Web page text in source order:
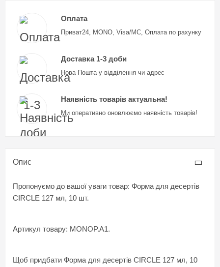
Оплата
Приват24, MONO, Visa/MC, Оплата по рахунку
Доставка 1-3 доби
Нова Пошта у відділення чи адрес
Наявність товарів актуальна!
Ми оперативно оновлюємо наявність товарів!
Опис
Пропонуємо до вашої уваги товар: Форма для десертів
CIRCLE 127 мл, 10 шт.
Артикул товару: MONOP.A1.
Щоб придбати Форма для десертів CIRCLE 127 мл, 10